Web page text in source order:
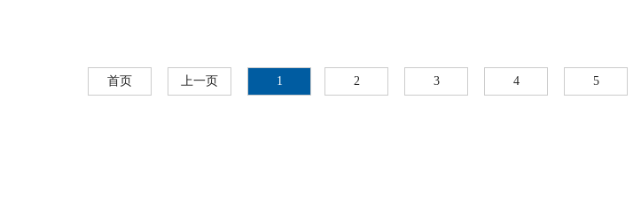
首页 上一页 1 2 3 4 5